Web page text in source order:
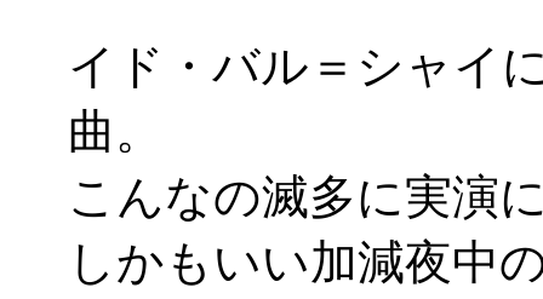
イド・バル＝シャイ
曲。
こんなの滅多に実演
しかもいい加減夜中